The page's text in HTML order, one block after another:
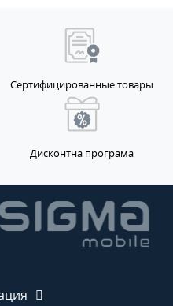
Сертифицированные товары
Дисконтна програма